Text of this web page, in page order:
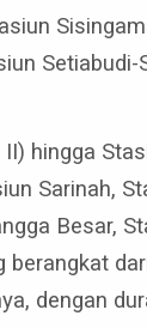
hingga
Sarinah,
Besar,
berangkat
dengan